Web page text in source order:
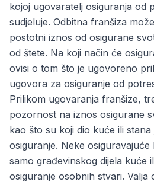
kojoj ugovaratelj osiguranja od
sudjeluje. Odbitna franšiza
postotni iznos od osigurane
od štete. Na koji način će
ovisi o tom što je ugovoreno
ugovora za osiguranje od
Prilikom ugovaranja franšize,
pozornost na iznos osigurane
kao što su koji dio kuće ili
osiguranje. Neke
samo građevinskog dijela kuće
osiguranje osobnih stvari.